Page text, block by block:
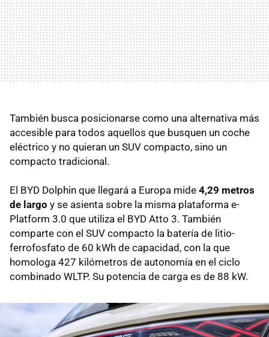
También busca posicionarse como una alternativa más
accesible para todos aquellos que busquen un coche
eléctrico y no quieran un SUV compacto, sino un
compacto tradicional.
El BYD Dolphin que llegará a Europa mide 4,29 metros
de largo y se asienta sobre la misma plataforma e-
Platform 3.0 que utiliza el BYD Atto 3. También
comparte con el SUV compacto la batería de litio-
ferrofosfato de 60 kWh de capacidad, con la que
homologa 427 kilómetros de autonomía en el ciclo
combinado WLTP. Su potencia de carga es de 88 kW.